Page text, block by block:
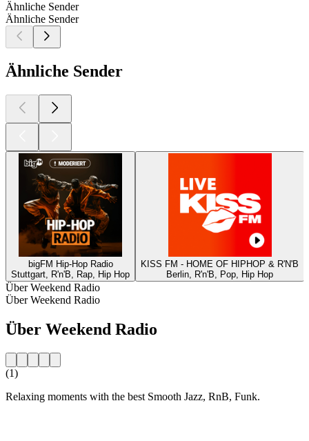
Ähnliche Sender
Ähnliche Sender
Ähnliche Sender
bigFM Hip-Hop Radio
Stuttgart, R'n'B, Rap, Hip Hop
KISS FM - HOME OF HIPHOP & R'N'B
Berlin, R'n'B, Pop, Hip Hop
Über Weekend Radio
Über Weekend Radio
Über Weekend Radio
(1)
Relaxing moments with the best Smooth Jazz, RnB, Funk.